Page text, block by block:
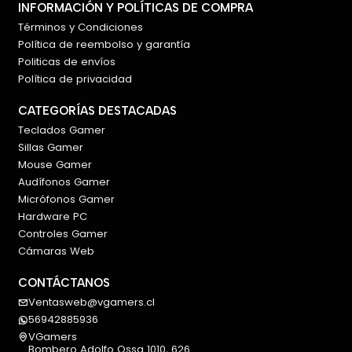
INFORMACIÓN Y POLÍTICAS DE COMPRA
Términos y Condiciones
Política de reembolso y garantía
Politicas de envíos
Política de privacidad
CATEGORÍAS DESTACADAS
Teclados Gamer
Sillas Gamer
Mouse Gamer
Audífonos Gamer
Micrófonos Gamer
Hardware PC
Controles Gamer
Cámaras Web
CONTÁCTANOS
Ventasweb@vgamers.cl
56942885936
VGamers